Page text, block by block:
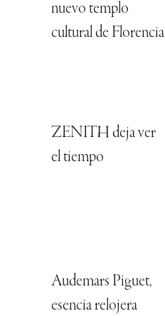
nuevo templo
cultural de Florencia
ZENITH deja ver
el tiempo
Audemars Piguet,
esencia relojera